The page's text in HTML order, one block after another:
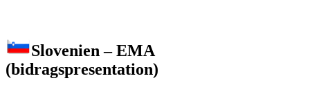
Slovenien – EMA
(bidragspresentation)